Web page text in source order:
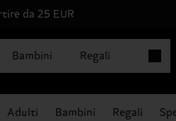
da 25 EUR
Bambini Regali
Adulti Bambini Regali